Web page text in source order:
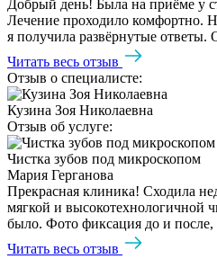
Добрый день! Была на приёме у
Лечение проходило комфортно.
я получила развёрнутые ответы.
Читать весь отзыв
Отзыв о специалисте:
Кузина Зоя Николаевна
Отзыв об услуге:
Чистка зубов под микроскопом
Мария Герганова
Прекрасная клиника! Сходила
мягкой и высокотехнологичной
было. Фото фиксация до и после,
Читать весь отзыв